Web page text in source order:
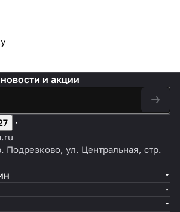
и акции
ул. Центральная, стр.